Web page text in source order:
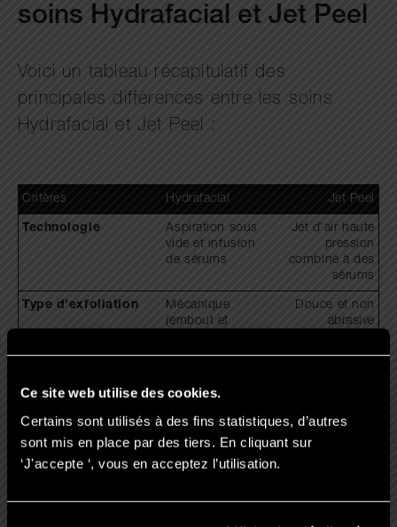
Ce site web utilise des cookies.
Certains sont utilisés à des fins statistiques, d’autres
sont mis en place par des tiers. En cliquant sur
‘J'accepte ‘, vous en acceptez l’utilisation.
soins Hydrafacial et Jet Peel
Voici un tableau récapitulatif des
principales différences entre les soins
Hydrafacial et Jet Peel :
Critères Hydrafacial Jet Peel
Technologie
Aspiration sous
vide et infusion
de sérums
Jet d’air haute
pression
combiné à des
sérums
Type d’exfoliation
Mécanique
(embout et
Douce et non
abrasive
et air)
pores dilatés,
imperfections,
peaux mixtes à
grasses
peaux sensibles
Durée de la séance
Environ 45